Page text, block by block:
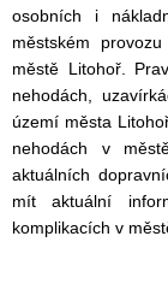
osobních i
městském
městě Litohoř.
nehodách,
území města
nehodách v
aktuálních
mít aktuální
komplikacích v